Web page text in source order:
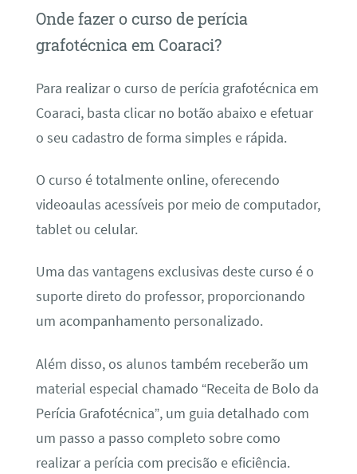
Onde fazer o curso de perícia
grafotécnica em Coaraci?
Para realizar o curso de perícia grafotécnica em
Coaraci, basta clicar no botão abaixo e efetuar
o seu cadastro de forma simples e rápida.
O curso é totalmente online, oferecendo
videoaulas acessíveis por meio de computador,
tablet ou celular.
Uma das vantagens exclusivas deste curso é o
suporte direto do professor, proporcionando
um acompanhamento personalizado.
Além disso, os alunos também receberão um
material especial chamado “Receita de Bolo da
Perícia Grafotécnica”, um guia detalhado com
um passo a passo completo sobre como
realizar a perícia com precisão e eficiência.